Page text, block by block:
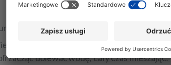
zmiażdżyć, najlepiej w specjalnej
zacząć dolewać wodę, cały czas